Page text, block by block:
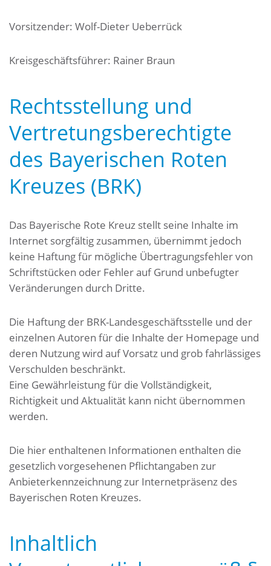
Vorsitzender: Wolf-Dieter Ueberrück
Kreisgeschäftsführer: Rainer Braun
Rechtsstellung und
Vertretungsberechtigte
des Bayerischen Roten
Kreuzes (BRK)
Das Bayerische Rote Kreuz stellt seine Inhalte im
Internet sorgfältig zusammen, übernimmt jedoch
keine Haftung für mögliche Übertragungsfehler von
Schriftstücken oder Fehler auf Grund unbefugter
Veränderungen durch Dritte.
Die Haftung der BRK-Landesgeschäftsstelle und der
einzelnen Autoren für die Inhalte der Homepage und
deren Nutzung wird auf Vorsatz und grob fahrlässiges
Verschulden beschränkt.
Eine Gewährleistung für die Vollständigkeit,
Richtigkeit und Aktualität kann nicht übernommen
werden.
Die hier enthaltenen Informationen enthalten die
gesetzlich vorgesehenen Pflichtangaben zur
Anbieterkennzeichnung zur Internetpräsenz des
Bayerischen Roten Kreuzes.
Inhaltlich